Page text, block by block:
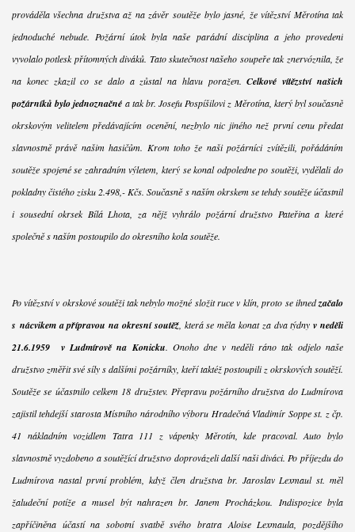
prováděla všechna družstva až na závěr soutěže bylo jasné, že vítězství Měrotína tak
jednoduché nebude. Požární útok byla naše parádní disciplina a jeho provedení
vyvolalo potlesk přítomných diváků. Tato skutečnost našeho soupeře tak znervóznila, že
na konec zkazil co se dalo a zůstal na hlavu poražen.Celkové vítězství našich
požárníků bylo jednoznačné a tak br. Josefu Pospíšilovi z Měrotína, který byl současně
okrskovým velitelem předávajícím ocenění, nezbylo nic jiného než první cenu předat
slavnostně právě našim hasičům. Krom toho že naši požárníci zvítězili, pořádáním
soutěže spojené se zahradním výletem, který se konal odpoledne po soutěži, vydělali do
pokladny čistého zisku 2.498,- Kčs. Současně s naším okrskem se tehdy soutěže účastnil
i sousední okrsek Bílá Lhota, za nějž vyhrálo požární družstvo Pateřina a které
společně s naším postoupilo do okresního kola soutěže.
Po vítězství v okrskové soutěži tak nebylo možné složit ruce v klín, proto se ihnedzačalo
s nácvikem a přípravou na okresní soutěž, která se měla konat za dva týdnyv neděli
21.6.1959 v Ludmírově na Konicku. Onoho dne v neděli ráno tak odjelo naše
družstvo změřit své síly s dalšími požárníky, kteří taktéž postoupili z okrskových soutěží.
Soutěže se účastnilo celkem 18 družstev. Přepravu požárního družstva do Ludmírova
zajistil tehdejší starosta Místního národního výboru Hradečná Vladimír Soppe st. z čp.
41 nákladním vozidlem Tatra 111 z vápenky Měrotín, kde pracoval. Auto bylo
slavnostně vyzdobeno a soutěžící družstvo doprovázeli další naši diváci. Po příjezdu do
Ludmírova nastal první problém, když člen družstva br. Jaroslav Lexmaul st. měl
žaludeční potíže a musel být nahrazen br. Janem Procházkou. Indispozice byla
zapříčiněna účastí na sobotní svatbě svého bratra Aloise Lexmaula, pozdějšího